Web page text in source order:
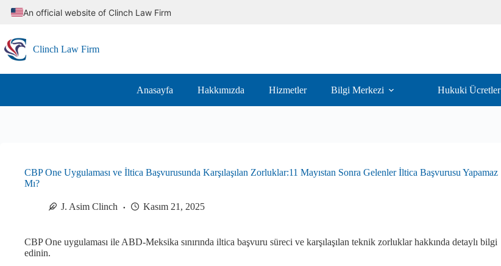
An official website of Clinch Law Firm
Clinch Law Firm
Anasayfa Hakkımızda Hizmetler Bilgi Merkezi Hukuki Ücretler
CBP One Uygulaması ve İltica Başvurusunda Karşılaşılan Zorluklar:11 Mayıstan Sonra Gelenler İltica Başvurusu Yapamaz
Mı?
J. Asim Clinch Kasım 21, 2025
CBP One uygulaması ile ABD-Meksika sınırında iltica başvuru süreci ve karşılaşılan teknik zorluklar hakkında detaylı bilgi
edinin.